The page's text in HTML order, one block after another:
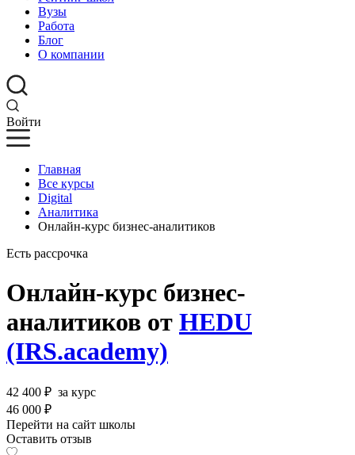
Вузы
Работа
Блог
О компании
Войти
Главная
Все курсы
Digital
Аналитика
Онлайн-курс бизнес-аналитиков
Есть рассрочка
Онлайн-курс бизнес-
аналитиков от HEDU
(IRS.academy)
42 400 ₽ за курс
46 000 ₽
Перейти на сайт школы
Оставить отзыв